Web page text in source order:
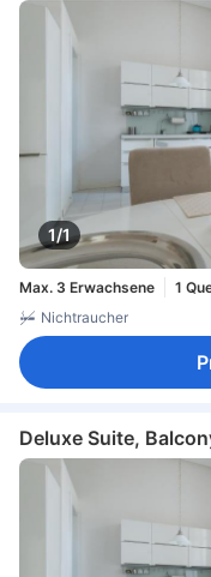
1/1
Max. 3 Erwachsene
1
Nichtraucher
Deluxe Suite,